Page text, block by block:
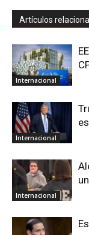
Artículos
Internacional
Internacional
Internacional